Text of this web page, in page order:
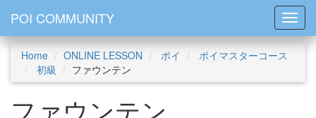
POI COMMUNITY
Home ONLINE LESSON ポイ
ポイマスターコース
初級
ファウンテン
ファウンテン